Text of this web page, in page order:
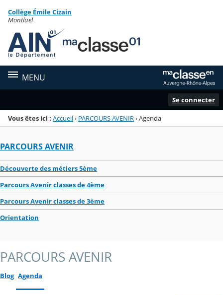
Menu de la rubrique
Contenu
Collège Émile Cizain
Montluel
MENU
Se connecter
Vous êtes ici : Accueil› PARCOURS AVENIR›Agenda
PARCOURS AVENIR
Découverte des métiers 5ème
Parcours Avenir classes de 4ème
Parcours Avenir classes de 3ème
Orientation
PARCOURS AVENIR
Blog Agenda